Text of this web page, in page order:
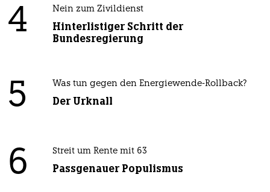
4 Nein zum Zivildienst
Hinterlistiger Schritt der
Bundesregierung
5 Was tun gegen den Energiewende-Rollback?
Der Urknall
6 Streit um Rente mit 63
Passgenauer Populismus